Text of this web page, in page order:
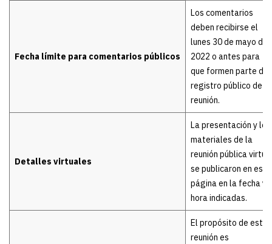
Fecha límite para comentarios públicos
Los comentarios
deben recibirse el
lunes 30 de mayo de
2022 o antes para
que formen parte del
registro público de la
reunión.
Detalles virtuales
La presentación y los
materiales de la
reunión pública
se publicaron en esta
página en la fecha y
hora indicadas.
El propósito de esta
reunión es